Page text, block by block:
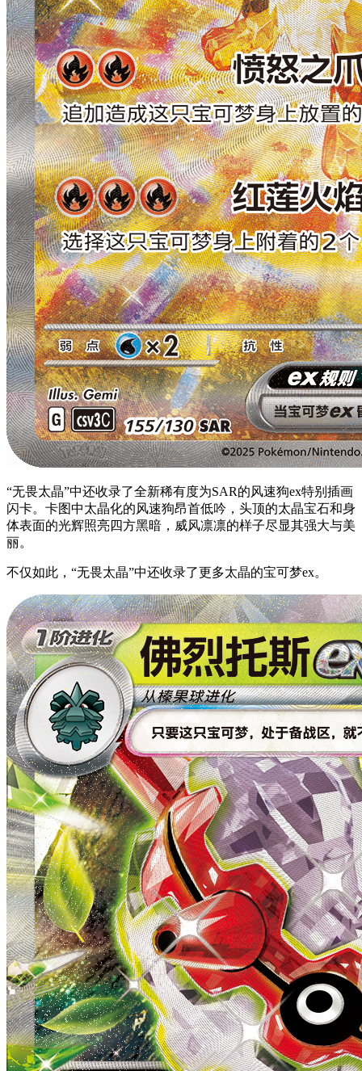
“无畏太晶”中还收录了全新稀有度为SAR的风速狗ex特别插画
闪卡。卡图中太晶化的风速狗昂首低吟，头顶的太晶宝石和身
体表面的光辉照亮四方黑暗，威风凛凛的样子尽显其强大与美
丽。
不仅如此，“无畏太晶”中还收录了更多太晶的宝可梦ex。